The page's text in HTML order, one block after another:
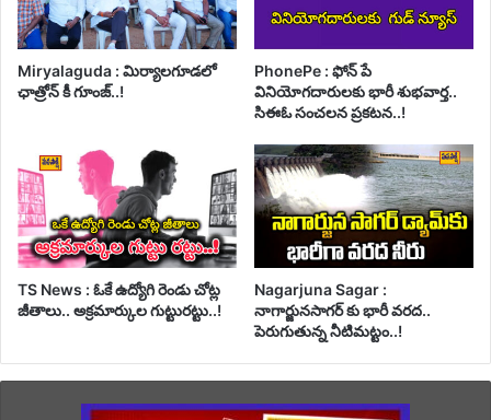
Miryalaguda : మిర్యాలగూడలో
ఛాత్రోన్ కీ గూంజ్..!
PhonePe : ఫోన్ పే
వినియోగదారులకు భారీ శుభవార్త..
సిఈఓ సంచలన ప్రకటన..!
TS News : ఓకే ఉద్యోగి రెండు చోట్ల
జీతాలు.. అక్రమార్కుల గుట్టురట్టు..!
Nagarjuna Sagar :
నాగార్జునసాగర్ కు భారీ వరద..
పెరుగుతున్న నీటిమట్టం..!